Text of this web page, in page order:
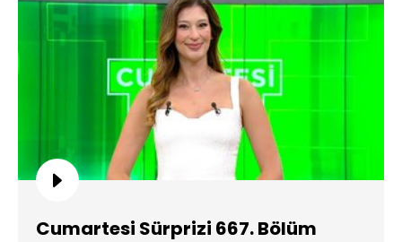
Cumartesi Sürprizi 667. Bölüm